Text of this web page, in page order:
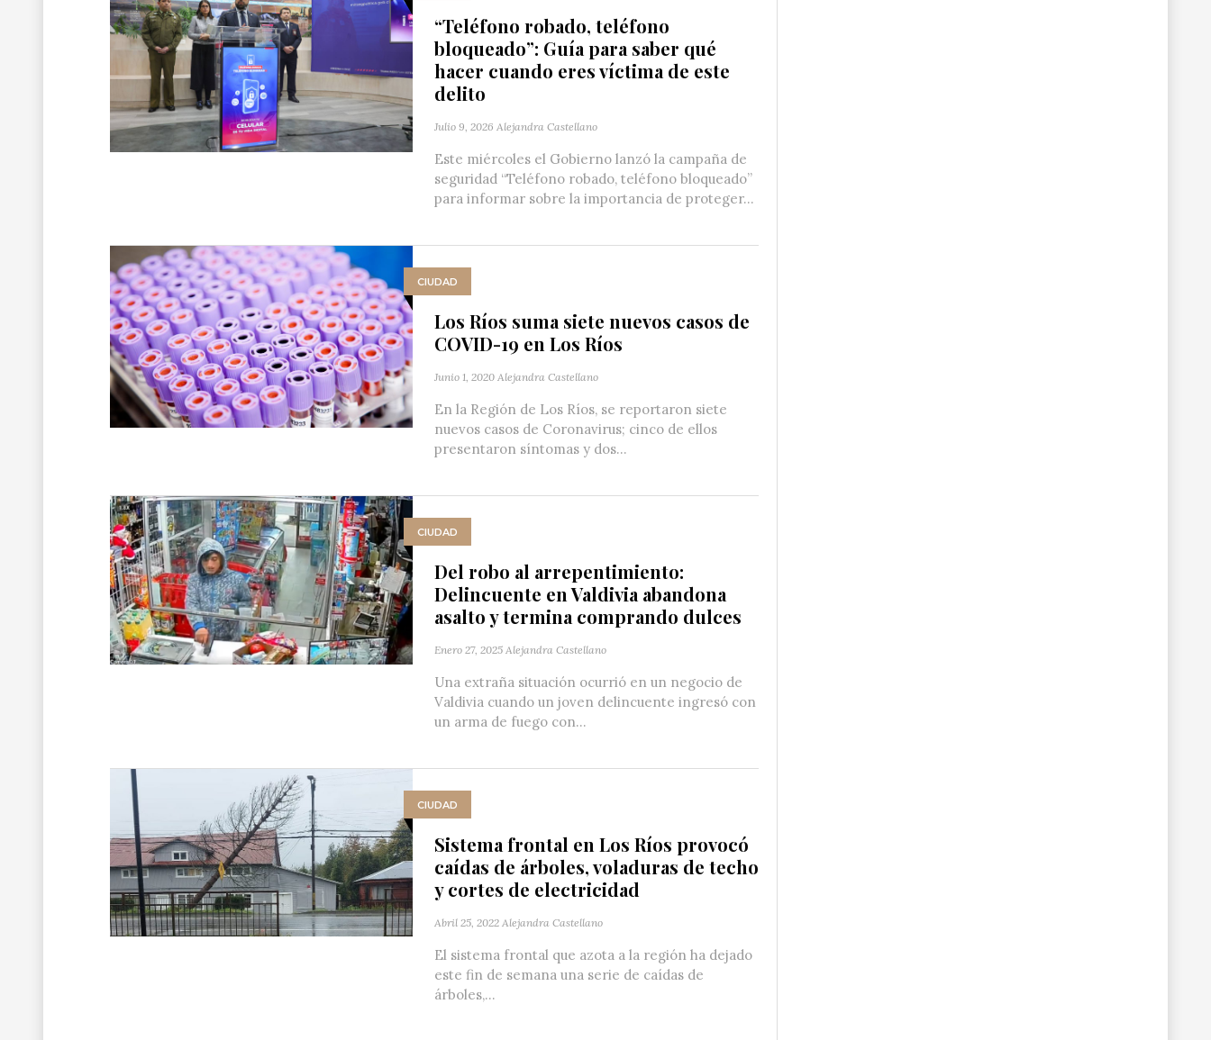
“Teléfono robado, teléfono
bloqueado”: Guía para saber qué
hacer cuando eres víctima de este
delito
Julio 9, 2026 Alejandra Castellano
Este miércoles el Gobierno lanzó la campaña de
seguridad “Teléfono robado, teléfono bloqueado”
para informar sobre la importancia de proteger...
CIUDAD
Los Ríos suma siete nuevos casos de
COVID-19 en Los Ríos
Junio 1, 2020 Alejandra Castellano
En la Región de Los Ríos, se reportaron siete
nuevos casos de Coronavirus; cinco de ellos
presentaron síntomas y dos...
CIUDAD
Del robo al arrepentimiento:
Delincuente en Valdivia abandona
asalto y termina comprando dulces
Enero 27, 2025 Alejandra Castellano
Una extraña situación ocurrió en un negocio de
Valdivia cuando un joven delincuente ingresó con
un arma de fuego con...
CIUDAD
Sistema frontal en Los Ríos provocó
caídas de árboles, voladuras de techo
y cortes de electricidad
Abril 25, 2022 Alejandra Castellano
El sistema frontal que azota a la región ha dejado
este fin de semana una serie de caídas de
árboles,...